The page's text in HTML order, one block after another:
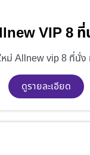
VIP 8
หม่ Allnew vip 8 ที่นั่ง
ดูรายละเอียด